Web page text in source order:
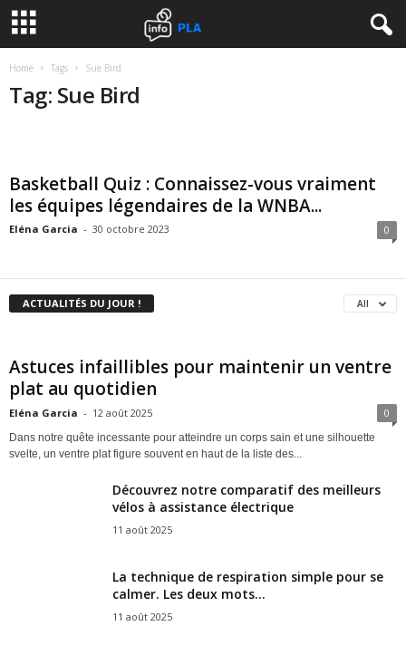
Home Tags Sue Bird
Tag: Sue Bird
Basketball Quiz : Connaissez-vous vraiment
les équipes légendaires de la WNBA...
Eléna Garcia - 30 octobre 2023 0
ACTUALITÉS DU JOUR ! All
Astuces infaillibles pour maintenir un ventre
plat au quotidien
Eléna Garcia - 12 août 2025 0
Dans notre quête incessante pour atteindre un corps sain et une silhouette
svelte, un ventre plat figure souvent en haut de la liste des...
Découvrez notre comparatif des meilleurs
vélos à assistance électrique
11 août 2025
La technique de respiration simple pour se
calmer. Les deux mots...
11 août 2025